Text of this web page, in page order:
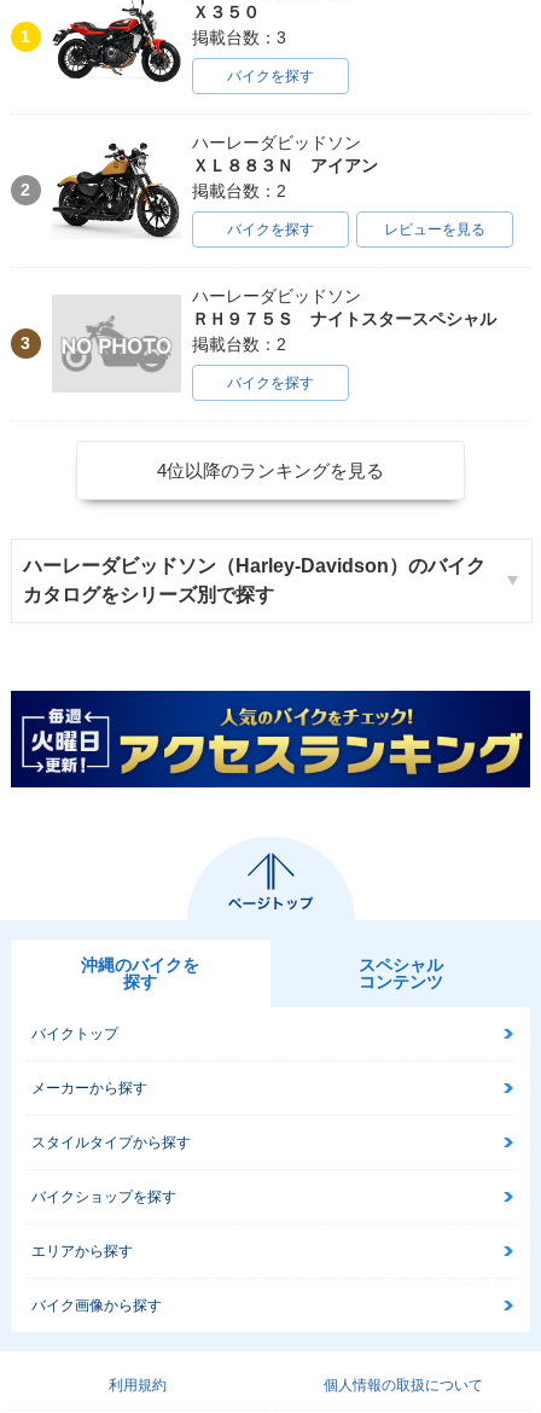
1994年 FLSTC Heri
tage Softail Classi
1993年 FLSTC Heri
tage Softail Classi
c
1990年 FLSTC Heri
c
1989年 FLSTC Heri
1988年 FLSTC Heri
1
Ｘ３５０
掲載台数：3
バイクを探す
2
ハーレーダビッドソン
ＸＬ８８３Ｎ アイアン
掲載台数：2
バイクを探す レビューを見る
3
ハーレーダビッドソン
ＲＨ９７５Ｓ ナイトスタースペシャル
掲載台数：2
バイクを探す
4位以降のランキングを見る
ハーレーダビッドソン（Harley-Davidson）のバイク
カタログをシリーズ別で探す
沖縄のバイクを
探す
スペシャル
コンテンツ
バイクトップ
メーカーから探す
スタイルタイプから探す
バイクショップを探す
エリアから探す
バイク画像から探す
利用規約 個人情報の取扱について